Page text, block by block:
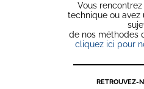
Vous
technique ou avez
de nos méthodes
cliquez ici pour
RETROUVEZ-